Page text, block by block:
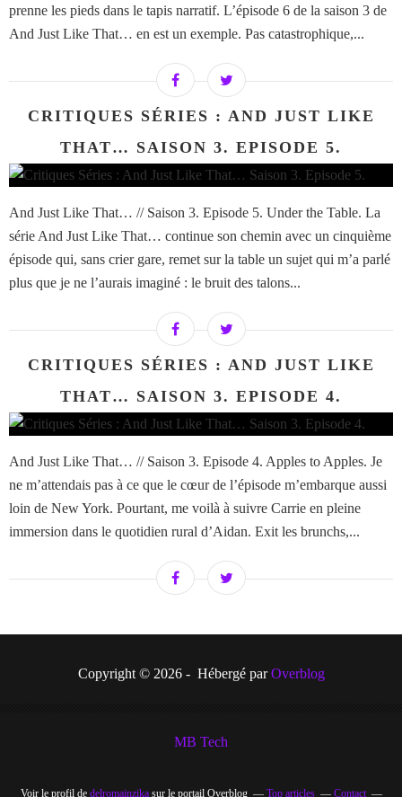
prenne les pieds dans le tapis narratif. L’épisode 6 de la saison 3 de
And Just Like That… en est un exemple. Pas catastrophique,...
CRITIQUES SÉRIES : AND JUST LIKE
THAT… SAISON 3. EPISODE 5.
And Just Like That… // Saison 3. Episode 5. Under the Table. La
série And Just Like That… continue son chemin avec un cinquième
épisode qui, sans crier gare, remet sur la table un sujet qui m’a parlé
plus que je ne l’aurais imaginé : le bruit des talons...
CRITIQUES SÉRIES : AND JUST LIKE
THAT… SAISON 3. EPISODE 4.
And Just Like That… // Saison 3. Episode 4. Apples to Apples. Je
ne m’attendais pas à ce que le cœur de l’épisode m’embarque aussi
loin de New York. Pourtant, me voilà à suivre Carrie en pleine
immersion dans le quotidien rural d’Aidan. Exit les brunchs,...
Copyright © 2026 - Hébergé parOverblog
MB Tech
Voir le profil de delromainzikasur le portail Overblog Top articles Contact